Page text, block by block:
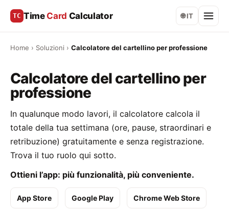
TC Time Card Calculator 🌐 IT
Home › Soluzioni › Calcolatore del cartellino per professione
Calcolatore del cartellino per
professione
In qualunque modo lavori, il calcolatore calcola il
totale della tua settimana (ore, pause, straordinari e
retribuzione) gratuitamente e senza registrazione.
Trova il tuo ruolo qui sotto.
Ottieni l’app: più funzionalità, più conveniente.
App Store Google Play Chrome Web Store